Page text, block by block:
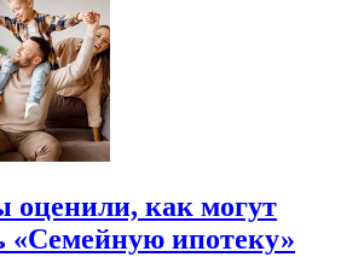
оценили, как могут
«Семейную ипотеку»